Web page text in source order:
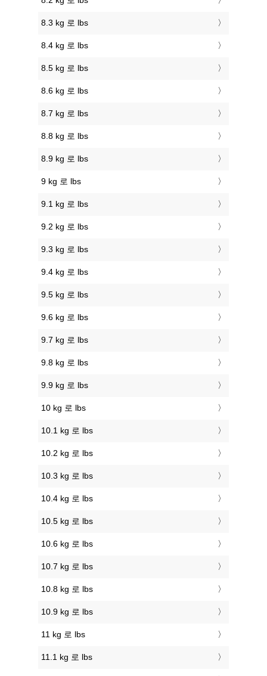
8.3 kg 로 lbs
8.4 kg 로 lbs
8.5 kg 로 lbs
8.6 kg 로 lbs
8.7 kg 로 lbs
8.8 kg 로 lbs
8.9 kg 로 lbs
9 kg 로 lbs
9.1 kg 로 lbs
9.2 kg 로 lbs
9.3 kg 로 lbs
9.4 kg 로 lbs
9.5 kg 로 lbs
9.6 kg 로 lbs
9.7 kg 로 lbs
9.8 kg 로 lbs
9.9 kg 로 lbs
10 kg 로 lbs
10.1 kg 로 lbs
10.2 kg 로 lbs
10.3 kg 로 lbs
10.4 kg 로 lbs
10.5 kg 로 lbs
10.6 kg 로 lbs
10.7 kg 로 lbs
10.8 kg 로 lbs
10.9 kg 로 lbs
11 kg 로 lbs
11.1 kg 로 lbs